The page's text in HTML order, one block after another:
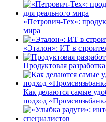
«Петрович-Тех»:
мира
«Эталон»: ИТ в
Продуктовая
Как делаются самые
подход